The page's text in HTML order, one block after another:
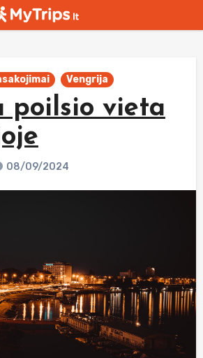
Vengrija
poilsio vieta
08/09/2024